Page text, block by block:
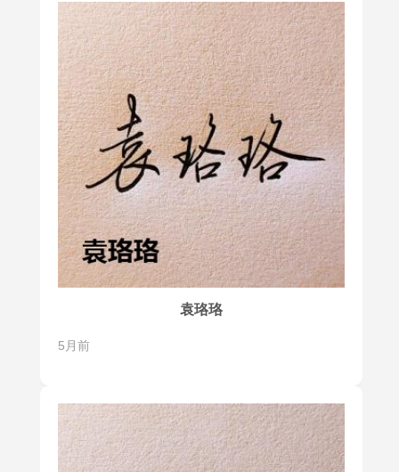
袁珞珞
5月前